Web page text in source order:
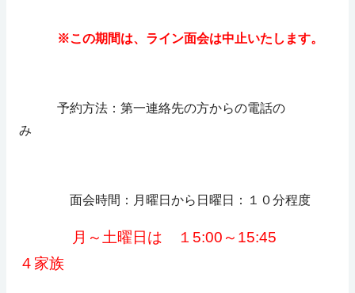
※この期間は、ライン面会は中止いたします。
予約方法：第一連絡先の方からの電話の
み
面会時間：月曜日から日曜日：１０分程度
月～土曜日は １5:00～15:45
４家族